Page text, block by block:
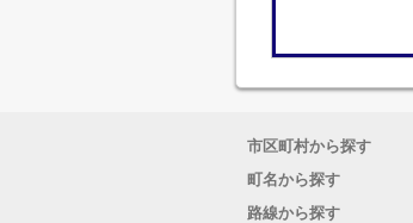
市区町村から探す
町名から探す
路線から探す